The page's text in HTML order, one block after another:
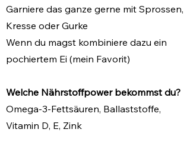
Garniere das ganze gerne mit Sprossen,
Kresse oder Gurke
Wenn du magst kombiniere dazu ein
pochiertem Ei (mein Favorit)
Welche Nährstoffpower bekommst du?
Omega-3-Fettsäuren, Ballaststoffe,
Vitamin D, E, Zink